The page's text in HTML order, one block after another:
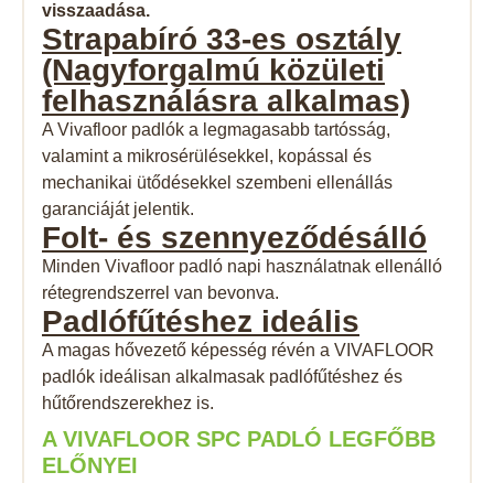
visszaadása.
Strapabíró 33-es osztály
(Nagyforgalmú közületi
felhasználásra alkalmas)
A Vivafloor padlók a legmagasabb tartósság,
valamint a mikrosérülésekkel, kopással és
mechanikai ütődésekkel szembeni ellenállás
garanciáját jelentik.
Folt- és szennyeződésálló
Minden Vivafloor padló napi használatnak ellenálló
rétegrendszerrel van bevonva.
Padlófűtéshez ideális
A magas hővezető képesség révén a VIVAFLOOR
padlók ideálisan alkalmasak padlófűtéshez és
hűtőrendszerekhez is.
A VIVAFLOOR SPC PADLÓ LEGFŐBB
ELŐNYEI